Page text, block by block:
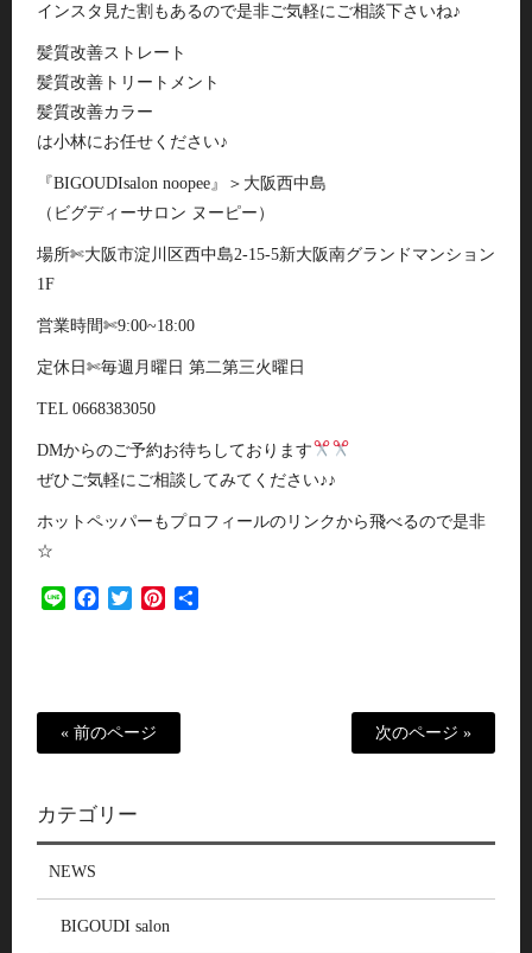
インスタ見た割もあるので是非ご気軽にご相談下さいね♪
髪質改善ストレート
髪質改善トリートメント
髪質改善カラー
は小林にお任せください♪
『BIGOUDIsalon noopee』＞大阪西中島
（ビグディーサロン ヌーピー）
場所✄大阪市淀川区西中島2-15-5新大阪南グランドマンション
1F
営業時間✄9:00~18:00
定休日✄毎週月曜日 第二第三火曜日
TEL 0668383050
DMからのご予約お待ちしております
ぜひご気軽にご相談してみてください♪♪
ホットペッパーもプロフィールのリンクから飛べるので是非
☆
Line FacebookTwitterPinterest
« 前のページ 次のページ »
カテゴリー
NEWS
BIGOUDI salon